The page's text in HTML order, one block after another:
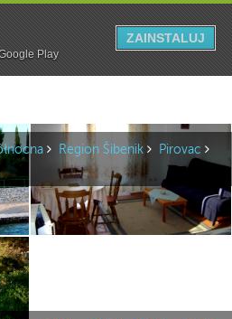
Region Šibenik
Pirovac
Play
ZAINSTALUJ